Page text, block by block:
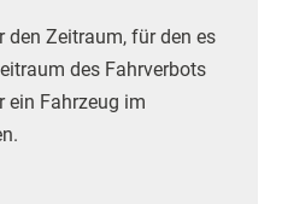
Zeitraum, für den es
des Fahrverbots
ein Fahrzeug im